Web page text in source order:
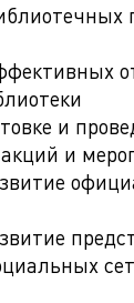
и
и